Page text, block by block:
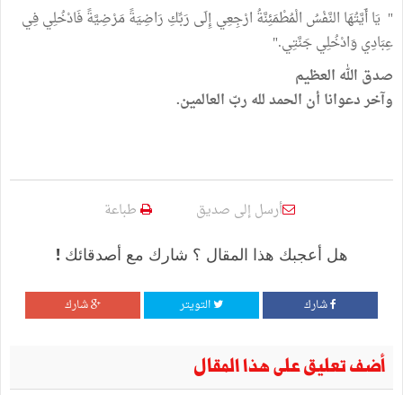
" يَا أَيَّتُهَا النَّفْسُ الْمُطْمَئِنَّةُ ارْجِعِي إِلَى رَبِّكِ رَاضِيَةً مَرْضِيَّةً فَادْخُلِي فِي
عِبَادِي وَادْخُلِي جَنَّتِي."
صدق الله العظيم
وآخر دعوانا أن الحمد لله ربّ العالمين.
أرسل إلى صديق طباعة
هل أعجبك هذا المقال ؟ شارك مع أصدقائك !
شارك التويتر شارك
أضف تعليق على هذا المقال